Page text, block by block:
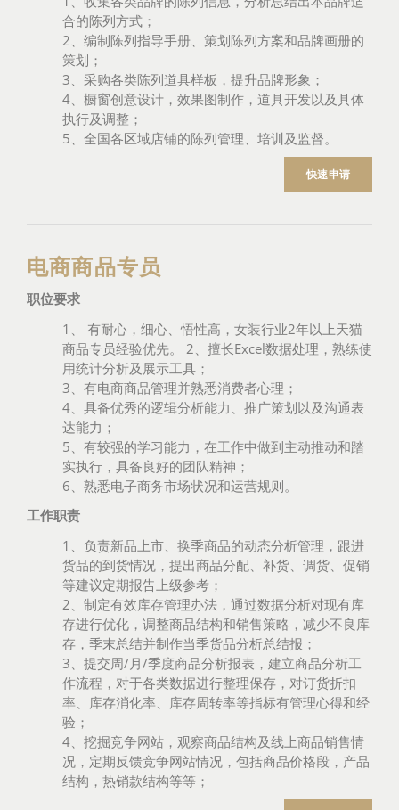
合的陈列方式；
2、编制陈列指导手册、策划陈列方案和品牌画册的
策划；
3、采购各类陈列道具样板，提升品牌形象；
4、橱窗创意设计，效果图制作，道具开发以及具体
执行及调整；
5、全国各区域店铺的陈列管理、培训及监督。
快速申请
电商商品专员
职位要求
1、 有耐心，细心、悟性高，女装行业2年以上天猫
商品专员经验优先。 2、擅长Excel数据处理，熟练使
用统计分析及展示工具；
3、有电商商品管理并熟悉消费者心理；
4、具备优秀的逻辑分析能力、推广策划以及沟通表
达能力；
5、有较强的学习能力，在工作中做到主动推动和踏
实执行，具备良好的团队精神；
6、熟悉电子商务市场状况和运营规则。
工作职责
1、负责新品上市、换季商品的动态分析管理，跟进
货品的到货情况，提出商品分配、补货、调货、促销
等建议定期报告上级参考；
2、制定有效库存管理办法，通过数据分析对现有库
存进行优化，调整商品结构和销售策略，减少不良库
存，季末总结并制作当季货品分析总结报；
3、提交周/月/季度商品分析报表，建立商品分析工
作流程，对于各类数据进行整理保存，对订货折扣
率、库存消化率、库存周转率等指标有管理心得和经
验；
4、挖掘竞争网站，观察商品结构及线上商品销售情
况，定期反馈竞争网站情况，包括商品价格段，产品
结构，热销款结构等等；